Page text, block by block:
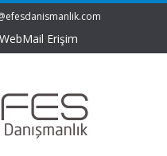
WebMail Erişim